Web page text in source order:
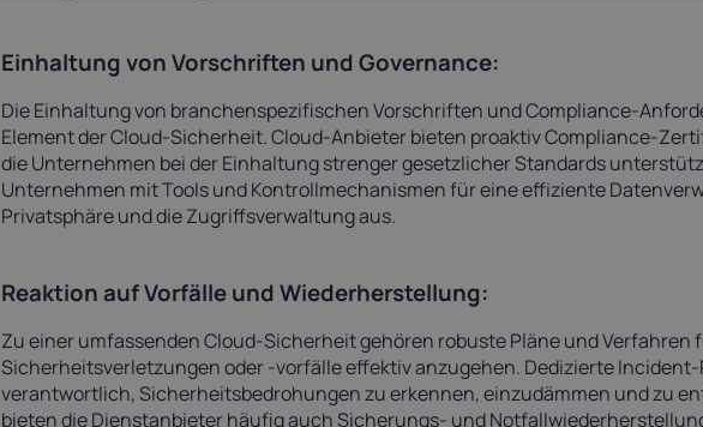
Einhaltung von Vorschriften und Governance:
Die Einhaltung von branchenspezifischen Vorschriften und Compliance-
Element der Cloud-Sicherheit. Cloud-Anbieter bieten proaktiv Compliance-
die Unternehmen bei der Einhaltung strenger gesetzlicher Standards
Unternehmen mit Tools und Kontrollmechanismen für eine effiziente
Privatsphäre und die Zugriffsverwaltung aus.
Reaktion auf Vorfälle und Wiederherstellung:
Zu einer umfassenden Cloud-Sicherheit gehören robuste Pläne und Verfahren
Sicherheitsverletzungen oder -vorfälle effektiv anzugehen. Dedizierte
verantwortlich, Sicherheitsbedrohungen zu erkennen, einzudämmen und zu
bieten die Dienstanbieter häufig auch Sicherungs- und